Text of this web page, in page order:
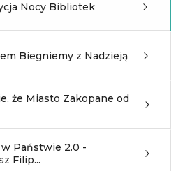
Nocy Bibliotek
Biegniemy z Nadzieją
że Miasto Zakopane od
w Państwie 2.0 -
Filip...